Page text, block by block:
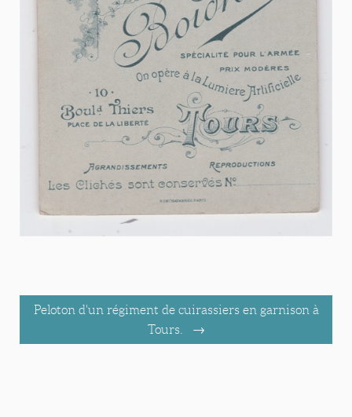
Peloton d'un régiment de cuirassiers en garnison à
Tours.